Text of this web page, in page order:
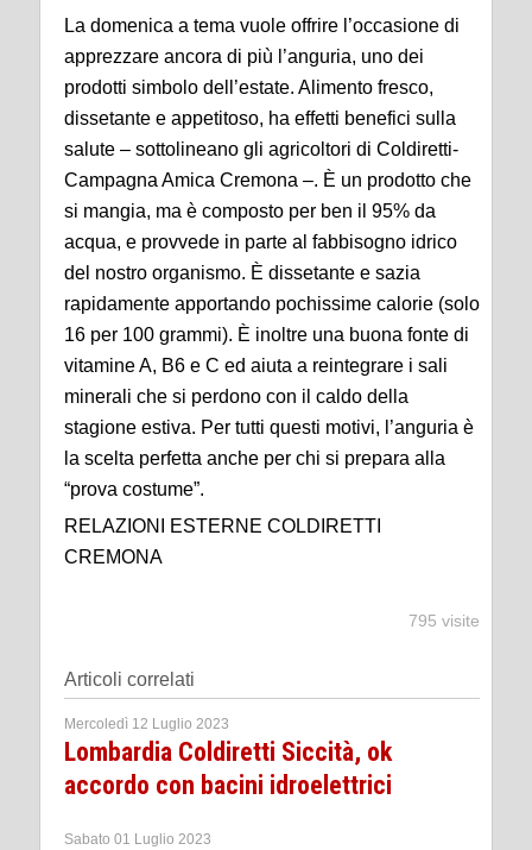
La domenica a tema vuole offrire l’occasione di
apprezzare ancora di più l’anguria, uno dei
prodotti simbolo dell’estate. Alimento fresco,
dissetante e appetitoso, ha effetti benefici sulla
salute – sottolineano gli agricoltori di Coldiretti-
Campagna Amica Cremona –. È un prodotto che
si mangia, ma è composto per ben il 95% da
acqua, e provvede in parte al fabbisogno idrico
del nostro organismo. È dissetante e sazia
rapidamente apportando pochissime calorie (solo
16 per 100 grammi). È inoltre una buona fonte di
vitamine A, B6 e C ed aiuta a reintegrare i sali
minerali che si perdono con il caldo della
stagione estiva. Per tutti questi motivi, l’anguria è
la scelta perfetta anche per chi si prepara alla
“prova costume”.
RELAZIONI ESTERNE COLDIRETTI
CREMONA
795 visite
Articoli correlati
Mercoledì 12 Luglio 2023
Lombardia Coldiretti Siccità, ok
accordo con bacini idroelettrici
Sabato 01 Luglio 2023